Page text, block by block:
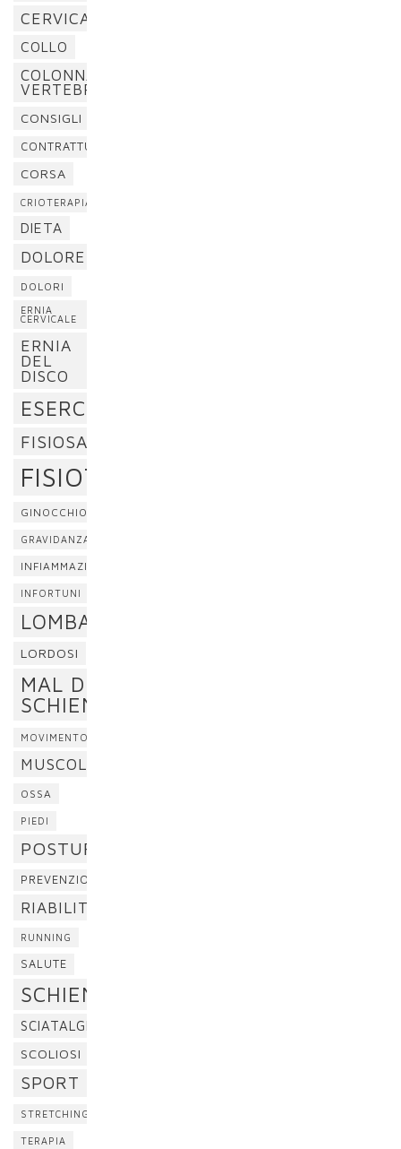
CERVICALGIA
COLLO
COLONNA
VERTEBRALE
CONSIGLI
CONTRATTURA
CORSA
CRIOTERAPIA
DIETA
DOLORE
DOLORI
ERNIA
CERVICALE
ERNIA
DEL
DISCO
ESERCIZI
FISIOSAN
FISIOTERAPIA
GINOCCHIO
GRAVIDANZA
INFIAMMAZIONE
INFORTUNI
LOMBALGIA
LORDOSI
MAL DI
SCHIENA
MOVIMENTO
MUSCOLI
OSSA
PIEDI
POSTURA
PREVENZIONE
RIABILITAZIONE
RUNNING
SALUTE
SCHIENA
SCIATALGIA
SCOLIOSI
SPORT
STRETCHING
TERAPIA